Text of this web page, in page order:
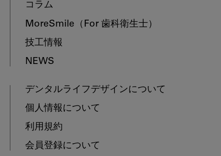
コラム
MoreSmile （For 歯科衛生士）
技工情報
NEWS
デンタルライフデザインについて
個人情報について
利用規約
会員登録について